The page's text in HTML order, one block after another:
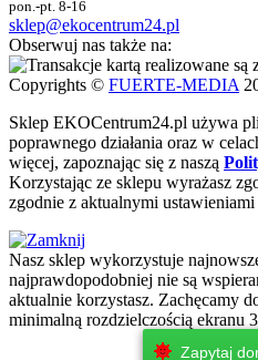
pon.-pt. 8-16
sklep@ekocentrum24.pl
Obserwuj nas także na:
Copyrights © FUERTE-MEDIA
Sklep EKOCentrum24.pl używa
poprawnego działania oraz w
więcej, zapoznając się z naszą
Korzystając ze sklepu wyrażasz
zgodnie z aktualnymi
Nasz sklep wykorzystuje
najprawdopodobniej nie są
aktualnie korzystasz. Zachęcamy
minimalną rozdzielczością ekranu
Zapytaj